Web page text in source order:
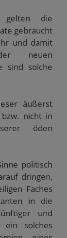
gelten die
gebraucht
und damit
neuen
sind solche
äußerst
nicht in
öden
politisch
dringen,
Faches
in die
und
ein solches